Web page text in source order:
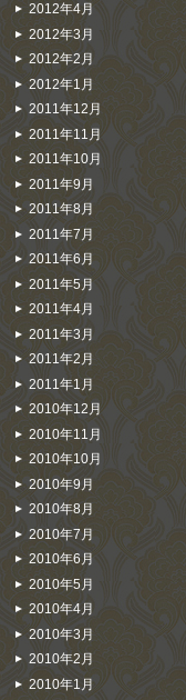
2012年4月
2012年3月
2012年2月
2012年1月
2011年12月
2011年11月
2011年10月
2011年9月
2011年8月
2011年7月
2011年6月
2011年5月
2011年4月
2011年3月
2011年2月
2011年1月
2010年12月
2010年11月
2010年10月
2010年9月
2010年8月
2010年7月
2010年6月
2010年5月
2010年4月
2010年3月
2010年2月
2010年1月